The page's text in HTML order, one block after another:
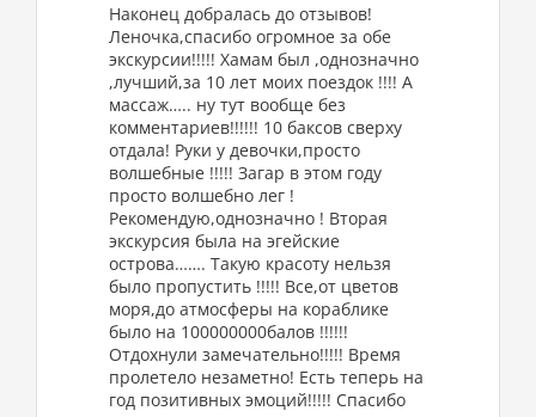
Наконец добралась до отзывов!
Леночка,спасибо огромное за обе
экскурсии!!!!! Хамам был ,однозначно
,лучший,за 10 лет моих поездок !!!! А
массаж….. ну тут вообще без
комментариев!!!!!! 10 баксов сверху
отдала! Руки у девочки,просто
волшебные !!!!! Загар в этом году
просто волшебно лег !
Рекомендую,однозначно ! Вторая
экскурсия была на эгейские
острова……. Такую красоту нельзя
было пропустить !!!!! Все,от цветов
моря,до атмосферы на кораблике
было на 100000000балов !!!!!!
Отдохнули замечательно!!!!! Время
пролетело незаметно! Есть теперь на
год позитивных эмоций!!!!! Спасибо